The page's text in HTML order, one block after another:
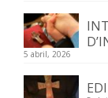
5 abril, 2026